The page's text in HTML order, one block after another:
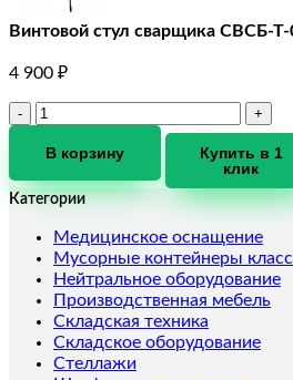
Винтовой стул сварщика СВСБ-Т-
4 900 ₽
Количество
Винтовой
сварщика
Т-01
В корзину
Купить в 1
клик
Категории
Медицинское оснащение
Мусорные контейнеры
Нейтральное оборудование
Производственная мебель
Складская техника
Складское оборудование
Стеллажи